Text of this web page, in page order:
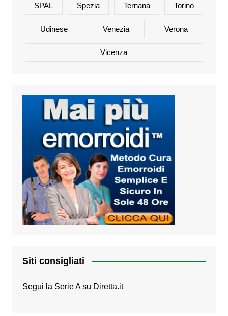
SPAL Spezia Ternana Torino
Udinese Venezia Verona
Vicenza
Siti consigliati
Segui la Serie A su Diretta.it